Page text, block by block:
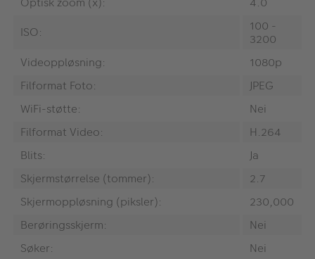
ISO:
100 -
3200
Videoppløsning:
1080p
Filformat Foto:
JPEG
WiFi-støtte:
Nei
Filformat Video:
H.264
Blits:
Ja
Skjermstørrelse (tommer):
2.7
Skjermoppløsning (piksler):
230,000
Berøringsskjerm:
Nei
Søker:
Nei